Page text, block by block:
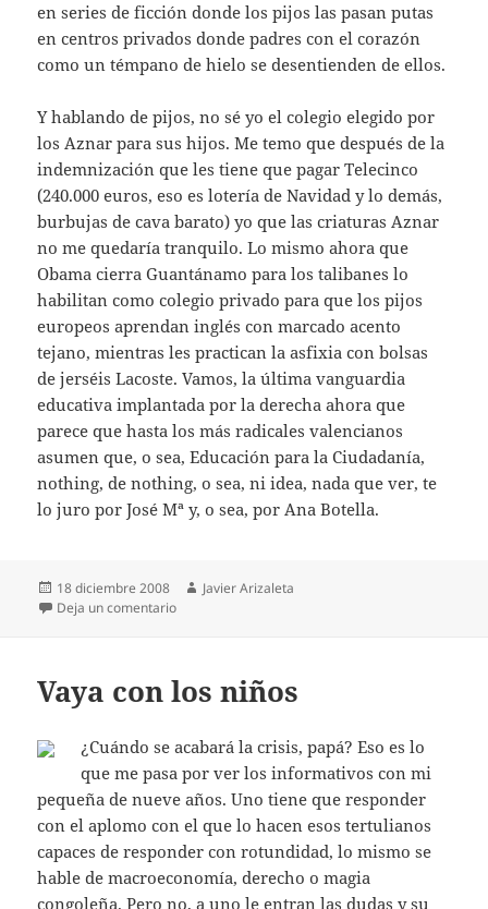
en series de ficción donde los pijos las pasan putas
en centros privados donde padres con el corazón
como un témpano de hielo se desentienden de ellos.
Y hablando de pijos, no sé yo el colegio elegido por
los Aznar para sus hijos. Me temo que después de la
indemnización que les tiene que pagar Telecinco
(240.000 euros, eso es lotería de Navidad y lo demás,
burbujas de cava barato) yo que las criaturas Aznar
no me quedaría tranquilo. Lo mismo ahora que
Obama cierra Guantánamo para los talibanes lo
habilitan como colegio privado para que los pijos
europeos aprendan inglés con marcado acento
tejano, mientras les practican la asfixia con bolsas
de jerséis Lacoste. Vamos, la última vanguardia
educativa implantada por la derecha ahora que
parece que hasta los más radicales valencianos
asumen que, o sea, Educación para la Ciudadanía,
nothing, de nothing, o sea, ni idea, nada que ver, te
lo juro por José Mª y, o sea, por Ana Botella.
Publicado
el
18 diciembre 2008 Autor
Javier Arizaleta
Deja un comentarioen O sea, te lo juro
Vaya con los niños
¿Cuándo se acabará la crisis, papá? Eso es lo
que me pasa por ver los informativos con mi
pequeña de nueve años. Uno tiene que responder
con el aplomo con el que lo hacen esos tertulianos
capaces de responder con rotundidad, lo mismo se
hable de macroeconomía, derecho o magia
congoleña. Pero no, a uno le entran las dudas y su